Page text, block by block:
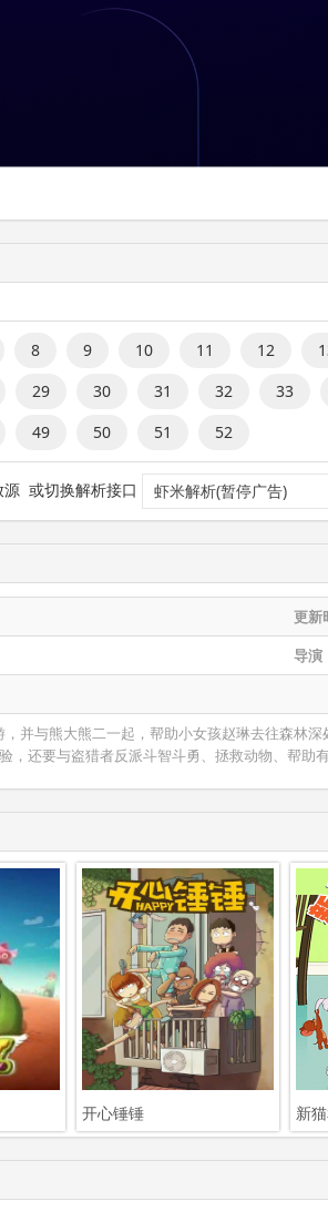
8 9 10 11 12
29 30 31 32 33
49 50 51 52
或切换解析接口 虾米解析(暂停广告)
更新
导演
并与熊大熊二一起，帮助小女孩赵琳去往森林
还要与盗猎者反派斗智斗勇、拯救动物、帮
开心锤锤 新